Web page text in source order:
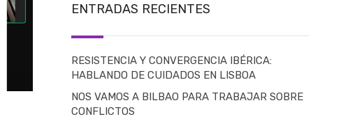
ENTRADAS RECIENTES
RESISTENCIA Y CONVERGENCIA IBÉRICA:
HABLANDO DE CUIDADOS EN LISBOA
NOS VAMOS A BILBAO PARA TRABAJAR SOBRE
CONFLICTOS